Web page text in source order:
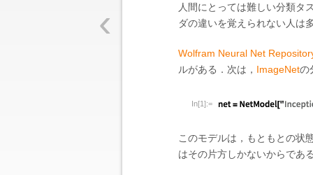
‹
人間にとっては難しい分類タ
ダの違いを覚えられない人は
Wolfram Neural Net
ルがある．次は， ImageNetの
In[1]:=
このモデルは，もともとの状
はその片方しかないからであ